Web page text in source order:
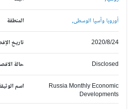
المنطقة أوروبا وآسيا الوسطى,
تاريخ الإفصاح 2020/8/24
حالة الافصاح Disclosed
اسم الوثيقة
Russia Monthly Economic
Developments